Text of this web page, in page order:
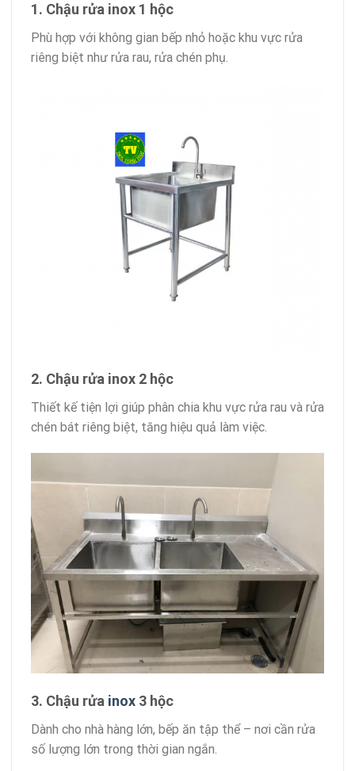
1. Chậu rửa inox 1 hộc
Phù hợp với không gian bếp nhỏ hoặc khu vực rửa
riêng biệt như rửa rau, rửa chén phụ.
2. Chậu rửa inox 2 hộc
Thiết kế tiện lợi giúp phân chia khu vực rửa rau và rửa
chén bát riêng biệt, tăng hiệu quả làm việc.
3. Chậu rửa inox 3 hộc
Dành cho nhà hàng lớn, bếp ăn tập thể – nơi cần rửa
số lượng lớn trong thời gian ngắn.